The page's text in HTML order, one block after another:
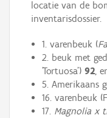
locatie van de
inventarisdossier.
1. varenbeuk (
2. beuk met
'Tortuosa') 92,
5. Amerikaans
16. varenbeuk
17. Magnolia x